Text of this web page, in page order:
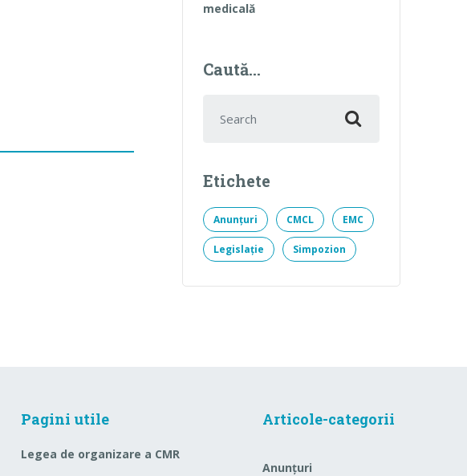
medicală
Caută…
Etichete
Anunțuri CMCL EMC
Legislație Simpozion
Pagini utile
Legea de organizare a CMR
Articole-categorii
Anunțuri